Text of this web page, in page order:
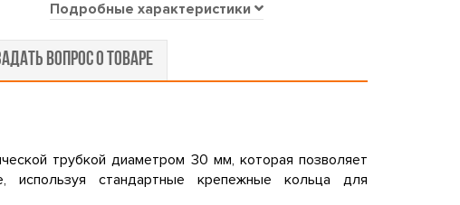
Подробные характеристики
ВОПРОС О ТОВАРЕ
трубкой диаметром 30 мм, которая позволяет
стандартные крепежные кольца для